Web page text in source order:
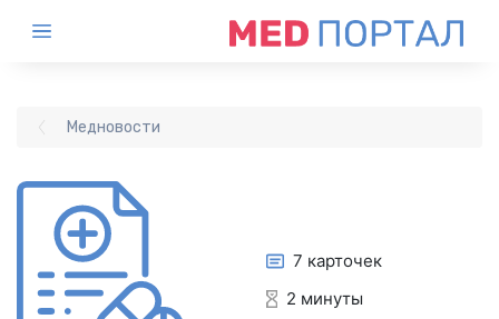
Медновости
7 карточек
2 минуты